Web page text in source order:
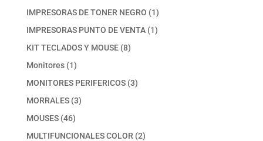
productos
IMPRESORAS DE TONER NEGRO 11
producto
IMPRESORAS PUNTO DE VENTA 11
KIT TECLADOS Y MOUSE 88
Monitores 11
producto
MONITORES PERIFERICOS 33
MORRALES 33
MOUSES 4646
productos
MULTIFUNCIONALES COLOR 22